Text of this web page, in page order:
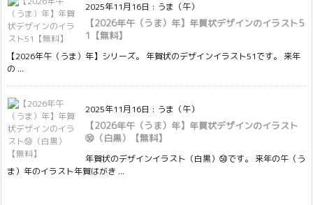
2025年11月16日 : うま（午）
【2026年午（うま）年】年賀状デザインのイラスト5
1【無料】
【2026年午（うま）年】シリーズ。 年賀状のデザインイラスト51です。 来年
の ...
2025年11月16日 : うま（午）
【2026年午（うま）年】年賀状デザインのイラスト
㊿（白黒）【無料】
年賀状のデザインイラスト（白黒）㊿です。 来年の午（う
ま）年のイラスト年賀はがき ...